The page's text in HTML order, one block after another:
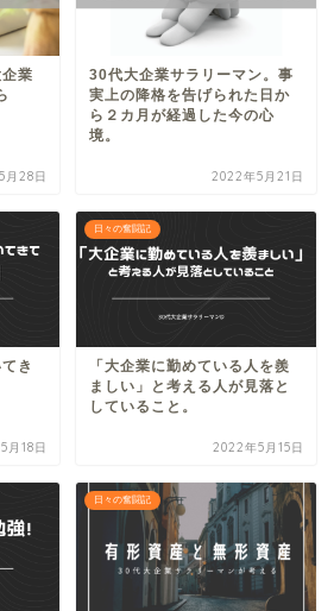
業
月28日
30代大企業サラリーマン。事
実上の降格を告げられた日か
ら２カ月が経過した今の心
境。
2022年5月21日
き
月18日
日々の奮闘記
「大企業に勤めている人を羨
ましい」と考える人が見落と
していること。
2022年5月15日
日々の奮闘記